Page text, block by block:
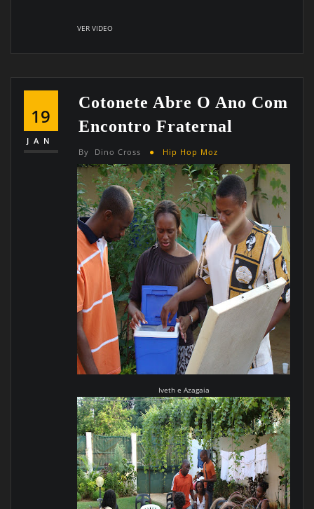
VER VIDEO
19
JAN
Cotonete Abre O Ano Com
Encontro Fraternal
By Dino Cross Hip Hop Moz
Iveth e Azagaia